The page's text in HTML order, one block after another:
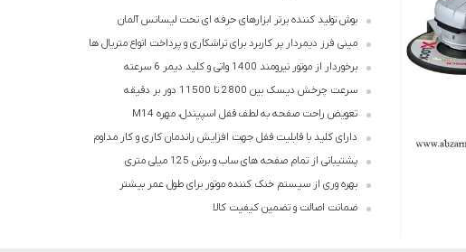
بوش تولید کننده برتر ابزارهای حرفه ای تحت لیسانس آلمان
مینی فرز دیمردار پر کاربرد برای تراشکاری و پرداخت انواع متریال ها
برخوردار از موتور نیرومند 1400 واتی و کلید دیمر 6 سرعته
سرعت چرخش دیسک بین 2800 تا 11500 دور بر دقیقه
تعویض راحت صفحه به لطف قفل اسپیندل، مهره M14
دارای کلید با قابلیت قفل جهت افزایش راندمان کاری و کار مداوم
پشتیبانی از تمام صفحه های ساب و برش 125 میلی متری
بهره وری از سیستم خنک کننده موتور برای طول عمر بیشتر
ضمانت اصالت و تضمین کیفیت کالا